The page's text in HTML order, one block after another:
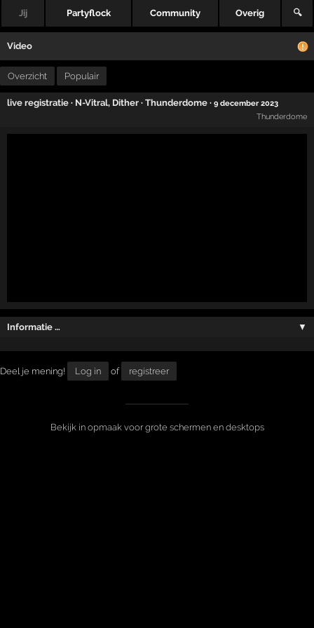
Jij Partyflock Community Overig 🔍
Video
Overzicht Populair
live registratie · N-Vitral, Dither ·Thunderdome ·9 december 2023
Thunderdome
Informatie … ▼
Deel je mening! Log in of registreer
Bekijk in opmaak voor grote schermen en desktops